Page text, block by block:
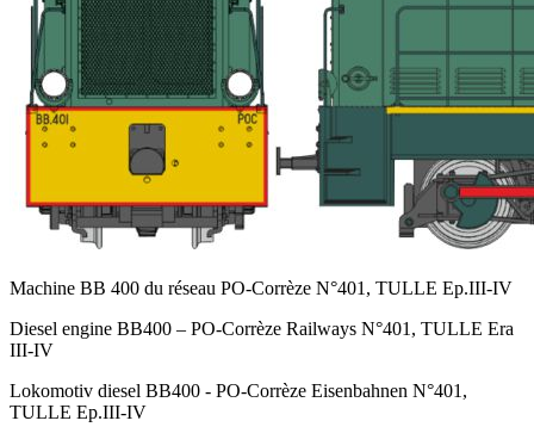
Machine BB 400 du réseau PO-Corrèze N°401, TULLE Ep.III-IV
Diesel engine BB400 – PO-Corrèze Railways N°401, TULLE Era
III-IV
Lokomotiv diesel BB400 - PO-Corrèze Eisenbahnen N°401,
TULLE Ep.III-IV